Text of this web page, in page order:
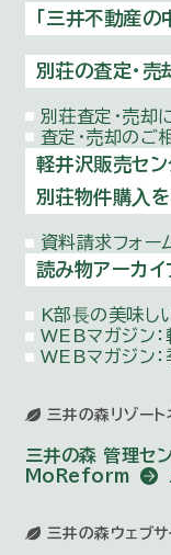
「三井不動産の
別荘の査定・
別荘査定・売却
査定・売却のご
軽井沢販売セ
別荘物件購⼊
資料請求フォー
読み物アーカイ
K部⻑の美味し
WEBマガジン：
WEBマガジン
三井の森リゾート
三井の森 管理セ
MoReform
三井の森ウェブ